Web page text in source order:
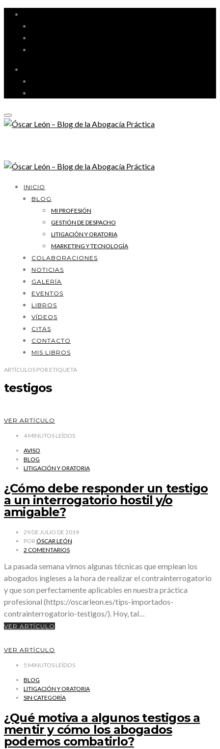
INICIO
BLOG
MI PROFESIÓN
GESTIÓN DE DESPACHO
LITIGACIÓN Y ORATORIA
MARKETING Y TECNOLOGÍA
COLABORACIONES
NOTICIAS
GALERÍA
EVENTOS
LIBROS
VÍDEOS
CITAS
CONTACTO
MIS LIBROS
ARTÍCULOS POR ETIQUETA
testigos
VER ARTÍCULO
4 MINUTOS LEÍDOS
AVISO
BLOG
LITIGACIÓN Y ORATORIA
¿Cómo debe responder un testigo
a un interrogatorio hostil y/o
amigable?
29 DE JULIO DE 2019
POR ÓSCAR LEÓN
2 COMENTARIOS
La pasada semana vimos algunas técnicas que emplean los
abogados ingleses a la hora de realizar el contrainterrogatorio
y que son perfectamente aplicables en nuestra práctica
profesional (https://oscarleon.es/tips-importados-
contrainterrogatorio-testigos/). Hoy, tal…
VER ARTÍCULO
VER ARTÍCULO
5 MINUTOS LEÍDOS
BLOG
LITIGACIÓN Y ORATORIA
SIN CATEGORÍA
¿Qué motiva a algunos testigos a
mentir y cómo los abogados
podemos combatirlo?